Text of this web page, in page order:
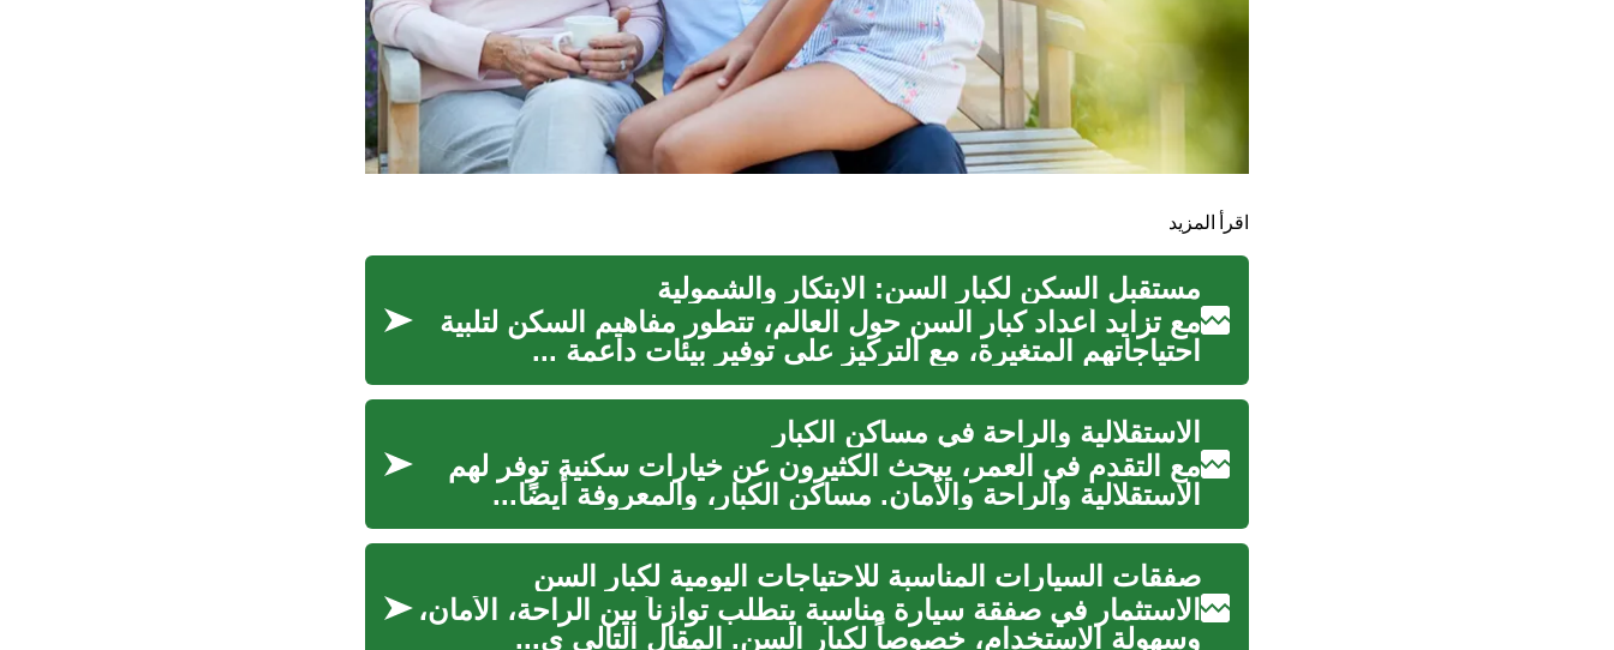
اقرأ المزيد
مستقبل السكن لكبار السن: الابتكار والشمولية
مع تزايد أعداد كبار السن حول العالم، تتطور مفاهيم السكن لتلبية
احتياجاتهم المتغيرة، مع التركيز على توفير بيئات داعمة ...
الاستقلالية والراحة في مساكن الكبار
مع التقدم في العمر، يبحث الكثيرون عن خيارات سكنية توفر لهم
الاستقلالية والراحة والأمان. مساكن الكبار، والمعروفة أيضًا...
صفقات السيارات المناسبة للاحتياجات اليومية لكبار السن
الاستثمار في صفقة سيارة مناسبة يتطلب توازناً بين الراحة، الأمان،
وسهولة الاستخدام، خصوصاً لكبار السن. المقال التالي ي...